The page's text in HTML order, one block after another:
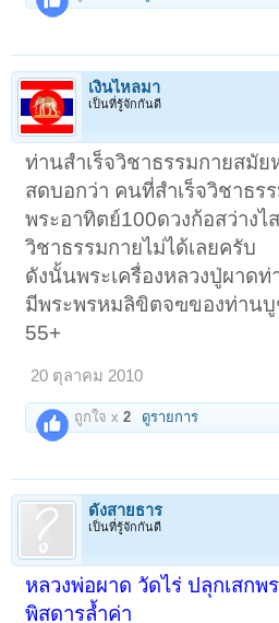
เงินไหลมา
เป็นที่รู้จักกันดี
ท่านสำเร็จวิชาธรรมกายสมั
สดบอกว่า คนที่สำเร็จวิชาธร
พระอาทิตย์100ดวงก้อสว่างไ
วิชาธรรมกายไม่ได้เลยครับ
ดังนั้นพระเครื่องหลวงปู่ผาด
มีพระพรหมลิขิตจฃของท่านบู
55+
20 ตุลาคม 2010
ถูกใจ x2 ดูรายการ
ดั่งสายธาร
เป็นที่รู้จักกันดี
หลวงพ่อผาด วัดไร่ ปลุกเสกพ
พิสดารล้ำค่า